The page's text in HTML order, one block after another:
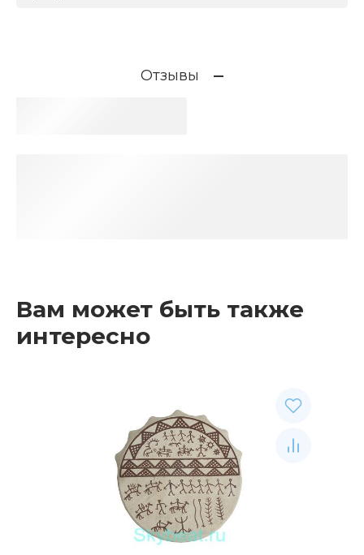
Отзывы
Вам может быть также
интересно